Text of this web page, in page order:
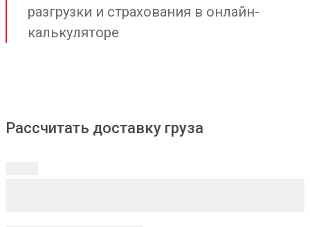
разгрузки и страхования в онлайн-
калькуляторе
Рассчитать доставку груза